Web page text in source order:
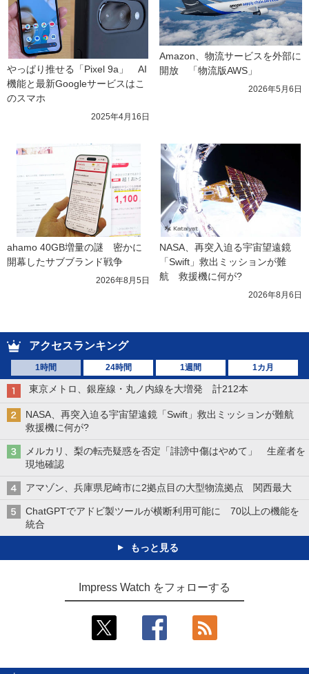
やっぱり推せる「Pixel 9a」　AI
機能と最新Googleサービスはこ
のスマホ
2025年4月16日
Amazon、物流サービスを外部に
開放　「物流版AWS」
2026年5月6日
ahamo 40GB増量の謎　密かに
開幕したサブブランド戦争
2026年8月5日
NASA、再突入迫る宇宙望遠鏡
「Swift」救出ミッションが難
航　救援機に何が?
2026年8月6日
アクセスランキング
1時間 24時間 1週間 1カ月
東京メトロ、銀座線・丸ノ内線を大増発 計212本
NASA、再突入迫る宇宙望遠鏡「Swift」救出ミッションが難航
救援機に何が?
メルカリ、梨の転売疑惑を否定「誹謗中傷はやめて」 生産者を
現地確認
アマゾン、兵庫県尼崎市に2拠点目の大型物流拠点 関西最大
ChatGPTでアドビ製ツールが横断利用可能に 70以上の機能を
統合
もっと見る
Impress Watch をフォローする